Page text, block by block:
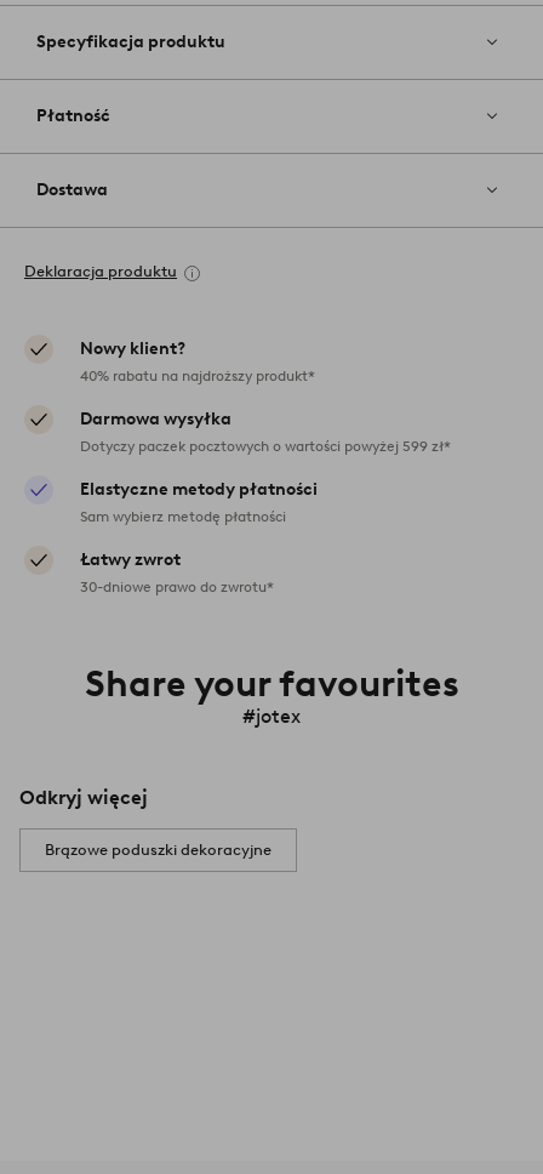
Specyfikacja produktu
Płatność
Dostawa
Deklaracja produktu
Nowy klient?
40% rabatu na najdroższy produkt*
Darmowa wysyłka
Dotyczy paczek pocztowych o wartości powyżej 599 zł*
Elastyczne metody płatności
Sam wybierz metodę płatności
Łatwy zwrot
30-dniowe prawo do zwrotu*
Share your favourites
#jotex
Odkryj więcej
Brązowe poduszki dekoracyjne